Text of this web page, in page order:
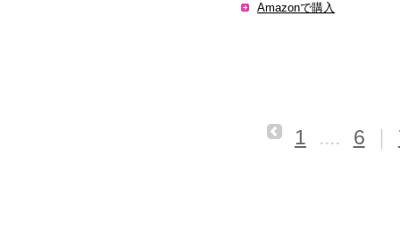
Amazonで購入
1 .... 6 ｜